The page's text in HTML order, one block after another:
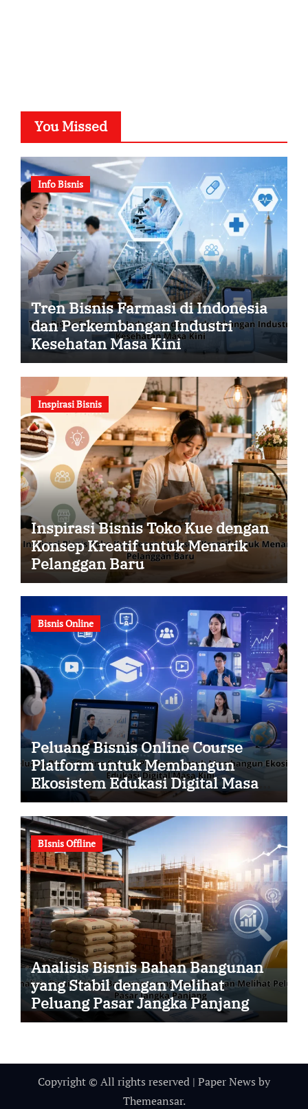
You Missed
Info Bisnis
Tren Bisnis Farmasi di Indonesia
dan Perkembangan Industri
Kesehatan Masa Kini
Inspirasi Bisnis
Inspirasi Bisnis Toko Kue dengan
Konsep Kreatif untuk Menarik
Pelanggan Baru
Bisnis Online
Peluang Bisnis Online Course
Platform untuk Membangun
Ekosistem Edukasi Digital Masa
Kini
BIsnis Offline
Analisis Bisnis Bahan Bangunan
yang Stabil dengan Melihat
Peluang Pasar Jangka Panjang
Copyright © All rights reserved | Paper News by
Themeansar.